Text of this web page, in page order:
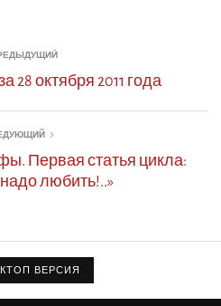
28 октября 2011 года
Первая статья цикла:
любить!..»
ВЕРСИЯ